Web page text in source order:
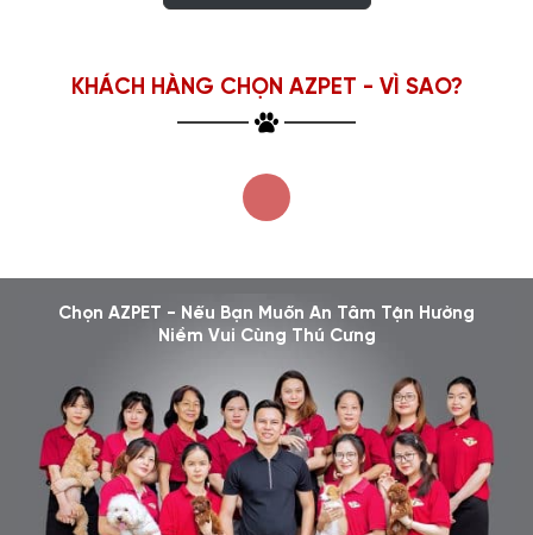
KHÁCH HÀNG CHỌN AZPET - VÌ SAO?
Chọn AZPET - Nếu Bạn Muốn An Tâm Tận Hưởng
Niềm Vui Cùng Thú Cưng